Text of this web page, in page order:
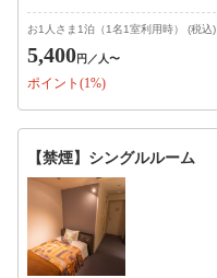
お1人さま1泊（1名1室利用時） (税込)
5,400円 ／人〜
ポイント(1%)
【禁煙】シングルルーム